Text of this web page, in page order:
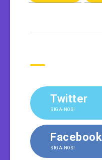
Twitter
SIGA-NOS!
Facebook
SIGA-NOS!